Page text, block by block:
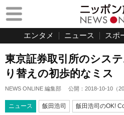
エンタメ ニュース スポ
東京証券取引所のシス
り替えの初歩的なミス
NEWS ONLINE 編集部 公開： 2018-10-10 （
ニュース 飯田浩司 飯田浩司のOK!